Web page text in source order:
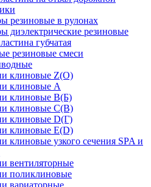
резиновые в рулонах
диэлектрические резиновые
губчатая
резиновые смеси
клиновые Z(О)
клиновые A
клиновые B(Б)
клиновые C(В)
клиновые D(Г)
клиновые Е(D)
клиновые узкого сечения SPA и
вентиляторные
поликлиновые
вариаторные